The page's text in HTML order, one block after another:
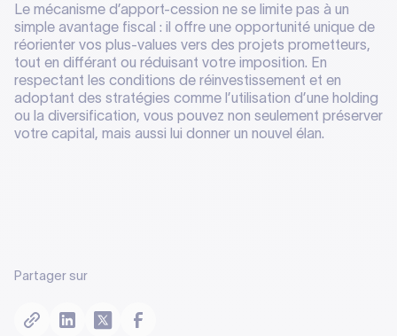
Le mécanisme d’apport-cession ne se limite pas à un
simple avantage fiscal : il offre une opportunité unique de
réorienter vos plus-values vers des projets prometteurs,
tout en différant ou réduisant votre imposition. En
respectant les conditions de réinvestissement et en
adoptant des stratégies comme l’utilisation d’une holding
ou la diversification, vous pouvez non seulement préserver
votre capital, mais aussi lui donner un nouvel élan.
Partager sur